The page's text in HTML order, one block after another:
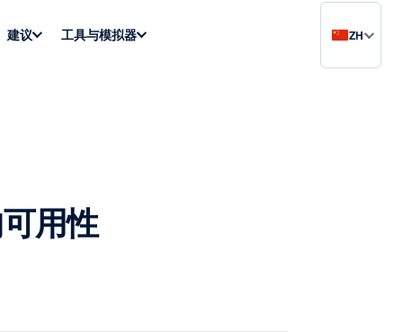
建议 工具与模拟器 ZH
用性